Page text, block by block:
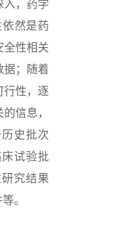
入，药学
然是药
全性相关
据；随着
行性，逐
信息，
史批次
试验批
究结果
。